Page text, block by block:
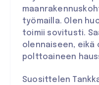
työmailla. Olen
toimii sovitusti.
olennaiseen, eikä
polttoaineen
Suosittelen